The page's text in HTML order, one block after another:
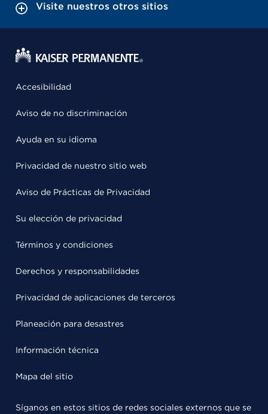
Visite nuestros otros sitios
Accesibilidad
Aviso de no discriminación
Ayuda en su idioma
Privacidad de nuestro sitio web
Aviso de Prácticas de Privacidad
Su elección de privacidad
Términos y condiciones
Derechos y responsabilidades
Privacidad de aplicaciones de terceros
Planeación para desastres
Información técnica
Mapa del sitio
Síganos en estos sitios de redes sociales externos que se